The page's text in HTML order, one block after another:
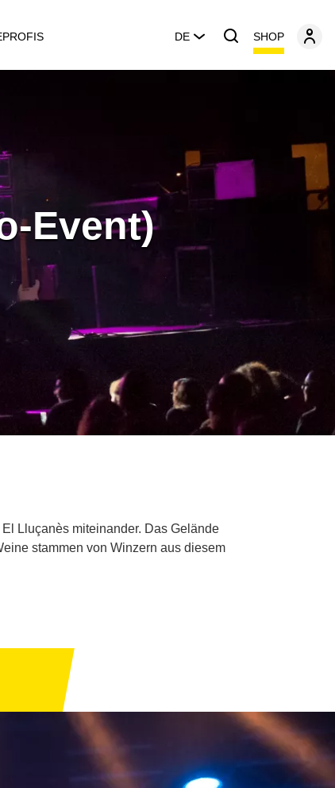
DE SHOP
Event)
Lluçanès miteinander. Das Gelände
stammen von Winzern aus diesem